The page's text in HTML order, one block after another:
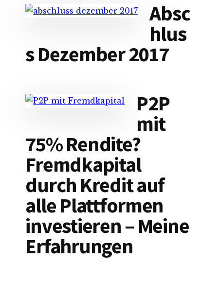
Absc
hlus
s Dezember 2017
P2P
mit
75% Rendite?
Fremdkapital
durch Kredit auf
alle Plattformen
investieren – Meine
Erfahrungen